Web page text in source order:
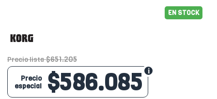
EN STOCK
Precio lista $651.205
$586.085
Precio
especial